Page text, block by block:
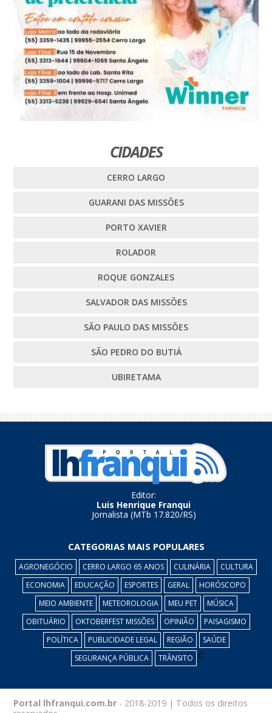
CIDADES
CERRO LARGO
GUARANI DAS MISSÕES
PORTO XAVIER
ROLADOR
ROQUE GONZALES
SALVADOR DAS MISSÕES
SÃO PAULO DAS MISSÕES
SÃO PEDRO DO BUTIÁ
UBIRETAMA
Editor:
Luis Henrique Franqui
Jornalista (MTb 17.820/RS)
CATEGORIAS MAIS POPULARES
AGRONEGÓCIO CERRO LARGO 65 ANOS CULINÁRIA
CULTURA
ECONOMIA
EDUCAÇÃO ESPORTES GERAL
HORÓSCOPO
MEIO AMBIENTE
METEOROLOGIA MEU PET
MÚSICA
OBITUÁRIO
OKTOBERFEST MISSÕES OPINIÃO
PAISAGISMO
POLÍTICA
PUBLICIDADE LEGAL REGIÃO
SAÚDE
SEGURANÇA PÚBLICA
TRÂNSITO c
Portal lhfranqui.com.br - 2018-2019 | Todos os direitos